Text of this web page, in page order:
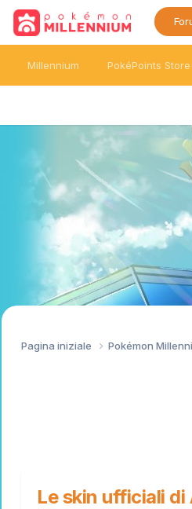
Millennium PokéPoints Store
Pagina iniziale Pokémon
Le skin ufficiali